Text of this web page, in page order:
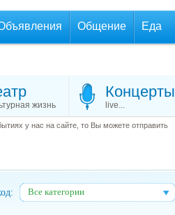
Общение Еда
жизнь
Концерты
live...
у нас на сайте, то Вы можете отправить
Все категории